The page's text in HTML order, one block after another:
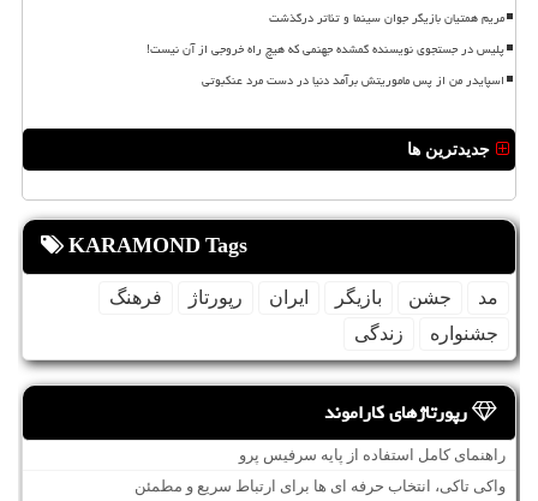
مریم همتیان بازیگر جوان سینما و تئاتر درگذشت
پلیس در جستجوی نویسنده گمشده جهنمی که هیچ راه خروجی از آن نیست!
اسپایدر من از پس ماموریتش برآمد دنیا در دست مرد عنکبوتی
جدیدترین ها
KARAMOND Tags
مد جشن بازیگر ایران رپورتاژ
فرهنگ
جشنواره
زندگی
رپورتاژهای کاراموند
راهنمای کامل استفاده از پایه سرفیس پرو
واکی تاکی، انتخاب حرفه ای ها برای ارتباط سریع و مطمئن